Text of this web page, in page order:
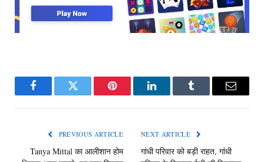
FacebookTwitter Pinterest LinkedInTumblr Email
PREVIOUS ARTICLE
Tanya Mittal का आलीशान होम
NEXT ARTICLE
गांधी परिवार को बड़ी राहत, गांधी